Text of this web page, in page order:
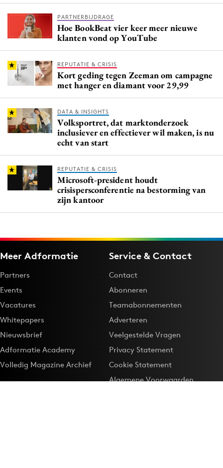
PARTNERBIJDRAGE
Hoe BookBeat vier keer meer nieuwe
klanten vond op YouTube
REPUTATIE & CRISIS
Kort geding tegen Zeeman om campagne
met hanger en diamant voor 29,99
DATA & INSIGHTS
Volksportret, dat marktonderzoek
inclusiever en effectiever wil maken, is nu
echt van start
REPUTATIE & CRISIS
Microsoft-president houdt
crisispersconferentie na bestorming van
zijn kantoor
Meer Adformatie
Partners
Events
Vacatures
Whitepapers
Nieuwsbrief
Adformatie Academy
Volledig Magazine Archief
Service & Contact
Contact
Abonneren
Teamabonnementen
Adverteren
Veelgestelde Vragen
Privacy Statement
Cookie Statement
Algemene Voorwaarden